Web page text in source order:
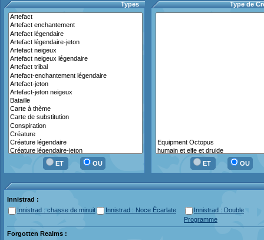
Types
ET OU
Type de
ET OU
Innistrad :
Innistrad : chasse de minuit
Innistrad : Noce Écarlate
Innistrad : Double
Programme
Forgotten Realms :